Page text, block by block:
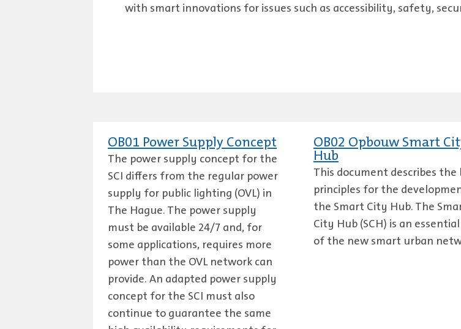
with smart innovations for issues such as accessibility, safety,
OB01 Power Supply Concept
The power supply concept for the
SCI differs from the regular power
supply for public lighting (OVL) in
The Hague. The power supply
must be available 24/7 and, for
some applications, requires more
power than the OVL network can
provide. An adapted power supply
concept for the SCI must also
continue to guarantee the same
OB02 Opbouw Smart
Hub
This document describes the
principles for the
the Smart City Hub. The
City Hub (SCH) is an
of the new smart urban